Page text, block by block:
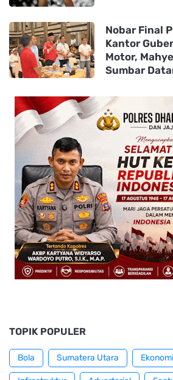
Nobar Final
Kantor
Motor,
Sumbar
TOPIK POPULER
Bola Sumatera Utara Ekonomi